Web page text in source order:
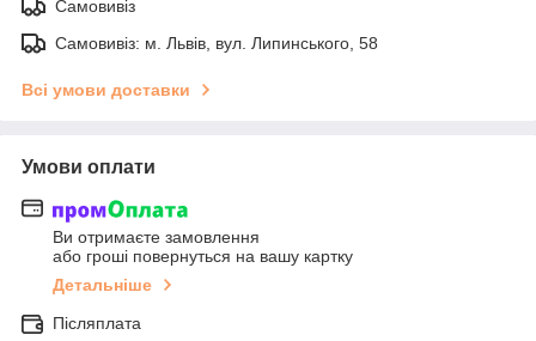
Самовивіз
Самовивіз: м. Львів, вул. Липинського, 58
Всі умови доставки
Умови оплати
Ви отримаєте замовлення
або гроші повернуться на вашу картку
Детальніше
Післяплата